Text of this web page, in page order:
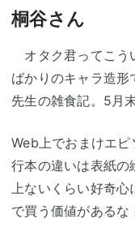
桐谷さん
オタク君ってこう
ばかりのキャラ造
先生の雑食記。5月
Web上でおまけエ
行本の違いは表紙の
上ないくらい好奇心
で買う価値がある